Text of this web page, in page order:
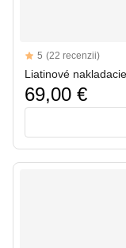
Reviews
5 out of 5 stars
5 (22 recenzii)
Liatinové
69,00 €